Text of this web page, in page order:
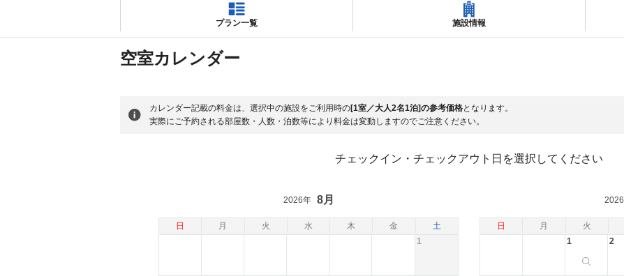
プラン一覧 施設情報
空室カレンダー
カレンダー記載の料金は、選択中の施設をご利用時の[1室／大人2名1泊]の参考価格となります。
実際にご予約される部屋数・人数・泊数等により料金は変動しますのでご注意ください。
チェックイン・チェックアウト日を選択してください
日 月 火 水 木 金 土 日 月 火
2026年 8月
1 1 2